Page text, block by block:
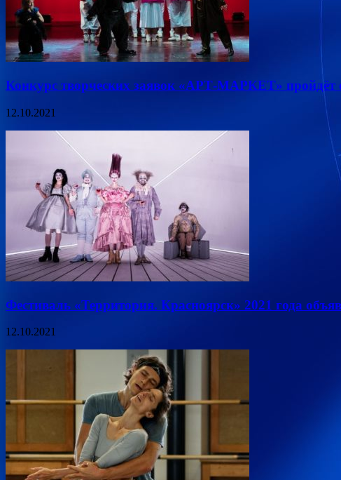
Конкурс творческих заявок «АРТ-МАРКЕТ» пройдёт
12.10.2021
Фестиваль «Территория. Красноярск» 2021 года
12.10.2021